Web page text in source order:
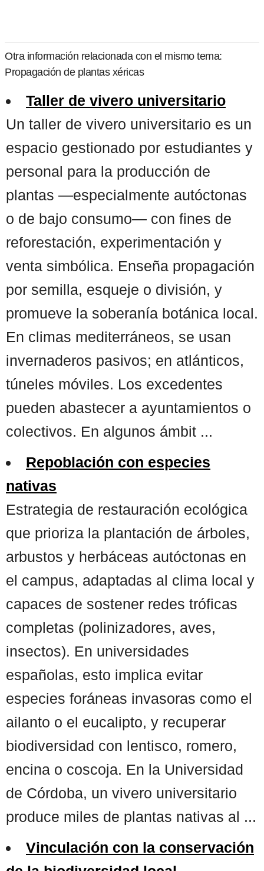
Otra información relacionada con el mismo tema:
Propagación de plantas xéricas
Taller de vivero universitario
Un taller de vivero universitario es un
espacio gestionado por estudiantes y
personal para la producción de
plantas —especialmente autóctonas
o de bajo consumo— con fines de
reforestación, experimentación y
venta simbólica. Enseña propagación
por semilla, esqueje o división, y
promueve la soberanía botánica local.
En climas mediterráneos, se usan
invernaderos pasivos; en atlánticos,
túneles móviles. Los excedentes
pueden abastecer a ayuntamientos o
colectivos. En algunos ámbit ...
Repoblación con especies
nativas
Estrategia de restauración ecológica
que prioriza la plantación de árboles,
arbustos y herbáceas autóctonas en
el campus, adaptadas al clima local y
capaces de sostener redes tróficas
completas (polinizadores, aves,
insectos). En universidades
españolas, esto implica evitar
especies foráneas invasoras como el
ailanto o el eucalipto, y recuperar
biodiversidad con lentisco, romero,
encina o coscoja. En la Universidad
de Córdoba, un vivero universitario
produce miles de plantas nativas al ...
Vinculación con la conservación